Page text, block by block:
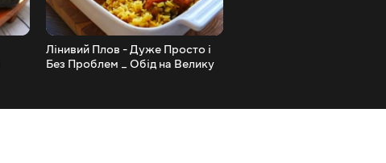
Лінивий Плов - Дуже Просто і
Без Проблем _ Обід на Велику